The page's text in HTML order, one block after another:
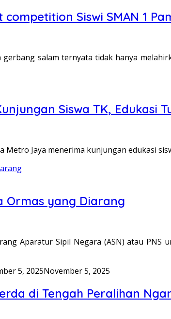
Siswi SMAN 1
gerbang salam ternyata tidak hanya
Siswa TK, Edukasi
Metro Jaya menerima kunjungan edukasi
Ormas yang Diarang
Aparatur Sipil Negara (ASN) atau
5, 2025November 5, 2025
di Tengah Peralihan